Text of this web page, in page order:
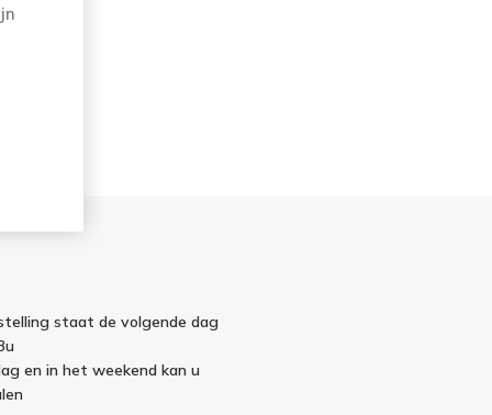
staat de volgende dag
en in het weekend kan u